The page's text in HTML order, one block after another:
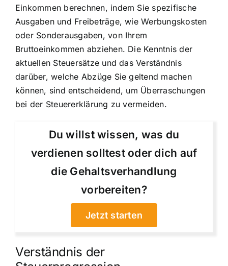
Einkommen berechnen, indem Sie spezifische
Ausgaben und Freibeträge, wie Werbungskosten
oder Sonderausgaben, von Ihrem
Bruttoeinkommen abziehen. Die Kenntnis der
aktuellen Steuersätze und das Verständnis
darüber, welche Abzüge Sie geltend machen
können, sind entscheidend, um Überraschungen
bei der Steuererklärung zu vermeiden.
Du willst wissen, was du
verdienen solltest oder dich auf
die Gehaltsverhandlung
vorbereiten?
Jetzt starten
Verständnis der